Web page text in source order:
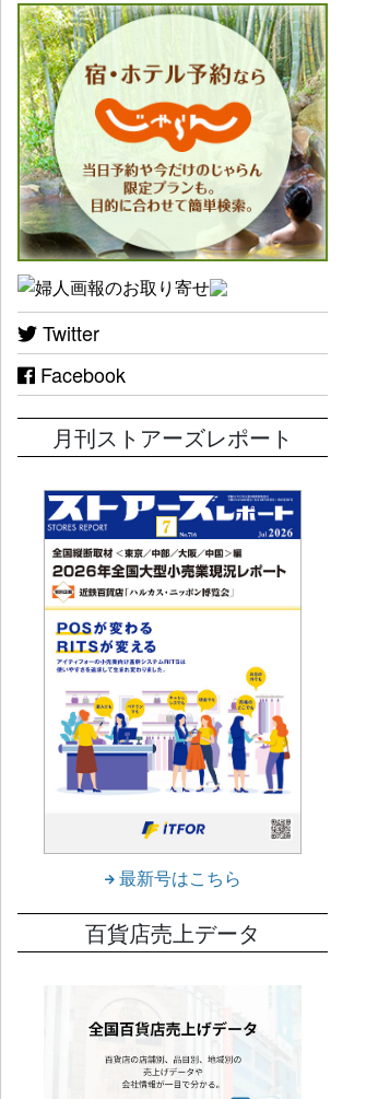
Twitter
Facebook
月刊ストアーズレポート
最新号はこちら
百貨店売上データ